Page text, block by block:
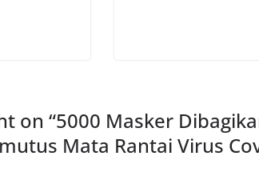
on “5000 Masker
Mata Rantai Virus